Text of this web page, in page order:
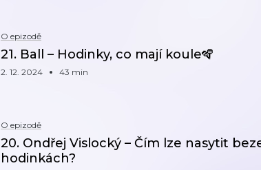
O epizodě
21. Ball – Hodinky, co mají koule🪇
2. 12. 2024 43 min
O epizodě
20. Ondřej Vislocký – Čím lze nasytit
hodinkách?